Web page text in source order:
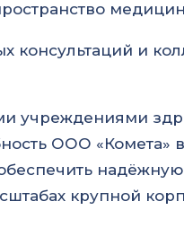
консультаций и
учреждениями
ООО «Комета»
крупной